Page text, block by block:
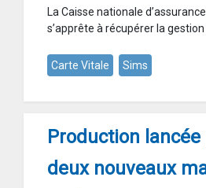
La Caisse nationale
s’apprête à récupérer la gestion
Carte Vitale Sims
Production
deux nouveaux